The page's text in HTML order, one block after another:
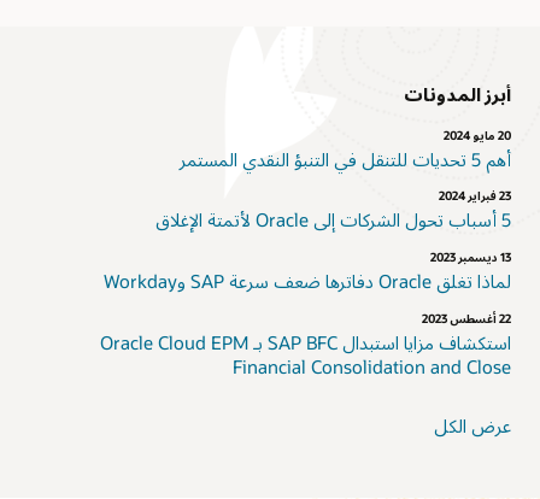
أبرز المدونات
20 مايو 2024
أهم 5 تحديات للتنقل في التنبؤ النقدي المستمر
23 فبراير 2024
5 أسباب تحول الشركات إلى Oracle لأتمتة الإغلاق
13 ديسمبر 2023
لماذا تغلق Oracle دفاترها ضعف سرعة SAP وWorkday
22 أغسطس 2023
استكشاف مزايا استبدال SAP BFC بـ Oracle Cloud EPM
Financial Consolidation and Close
عرض الكل